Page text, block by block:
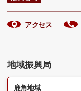
アクセス
地域振興局
鹿角地域